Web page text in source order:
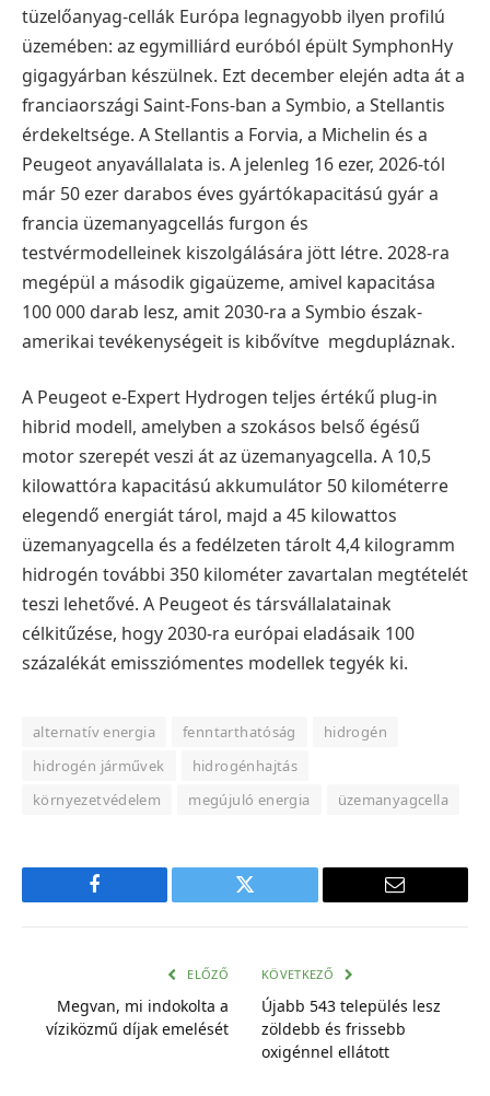
tüzelőanyag-cellák Európa legnagyobb ilyen profilú
üzemében: az egymilliárd euróból épült SymphonHy
gigagyárban készülnek. Ezt december elején adta át a
franciaországi Saint-Fons-ban a Symbio, a Stellantis
érdekeltsége. A Stellantis a Forvia, a Michelin és a
Peugeot anyavállalata is. A jelenleg 16 ezer, 2026-tól
már 50 ezer darabos éves gyártókapacitású gyár a
francia üzemanyagcellás furgon és
testvérmodelleinek kiszolgálására jött létre. 2028-ra
megépül a második gigaüzeme, amivel kapacitása
100 000 darab lesz, amit 2030-ra a Symbio észak-
amerikai tevékenységeit is kibővítve megdupláznak.
A Peugeot e-Expert Hydrogen teljes értékű plug-in
hibrid modell, amelyben a szokásos belső égésű
motor szerepét veszi át az üzemanyagcella. A 10,5
kilowattóra kapacitású akkumulátor 50 kilométerre
elegendő energiát tárol, majd a 45 kilowattos
üzemanyagcella és a fedélzeten tárolt 4,4 kilogramm
hidrogén további 350 kilométer zavartalan megtételét
teszi lehetővé. A Peugeot és társvállalatainak
célkitűzése, hogy 2030-ra európai eladásaik 100
százalékát emissziómentes modellek tegyék ki.
alternatív energia fenntarthatóság
hidrogén
hidrogén járművek
hidrogénhajtás
környezetvédelem
megújuló energia üzemanyagcella
Facebook Twitter
E-
ELŐZŐ
Megvan, mi indokolta a
víziközmű díjak emelését
KÖVETKEZŐ
Újabb 543 település lesz
zöldebb és frissebb
oxigénnel ellátott